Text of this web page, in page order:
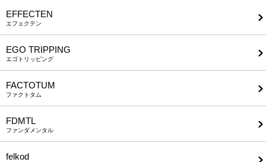
EFFECTEN
エフェクテン
EGO TRIPPING
エゴトリッピング
FACTOTUM
ファクトタム
FDMTL
ファンダメンタル
felkod